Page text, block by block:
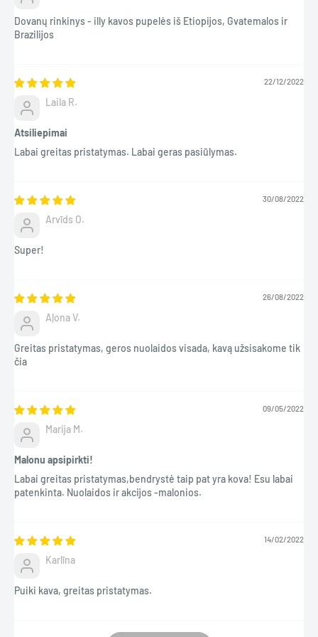
Dovanų rinkinys - illy kavos pupelės iš Etiopijos, Gvatemalos ir
Brazilijos
22/12/2022
Laila R.
Atsiliepimai
Labai greitas pristatymas. Labai geras pasiūlymas.
30/08/2022
Arvīds O.
Super!
26/08/2022
Aļona V.
Greitas pristatymas, geros nuolaidos visada, kavą užsisakome tik
čia
09/05/2022
Marija M.
Malonu apsipirkti!
Labai greitas pristatymas,bendrystė taip pat yra kova! Esu labai
patenkinta. Nuolaidos ir akcijos -malonios.
14/02/2022
Karlīna
Puiki kava, greitas pristatymas.